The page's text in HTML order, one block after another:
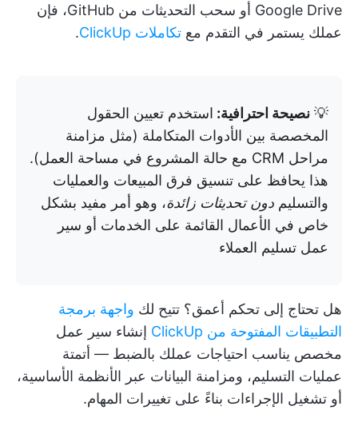
Google Drive أو سحب التحديثات من GitHub، فإن
عملك يستمر في التقدم مع تكاملات ClickUp .
💡 نصيحة احترافية: استخدم تعيين الحقول
المخصصة بين الأدوات المتكاملة (مثل مزامنة
مراحل CRM مع حالة المشروع في مساحة العمل).
هذا يحافظ على تنسيق فرق المبيعات والعمليات
والتسليم دون تحديثات زائدة، وهو أمر مفيد بشكل
خاص في الأعمال القائمة على الخدمات أو سير
عمل تسليم العملاء
هل تحتاج إلى تحكم أعمق؟ تتيح لك واجهة برمجة
التطبيقات المفتوحة من ClickUp
إنشاء سير عمل
مخصص يناسب احتياجات عملك بالضبط — أتمتة
عمليات التسليم، ومزامنة البيانات عبر الأنظمة الأساسية،
أو تشغيل الإجراءات بناءً على تغييرات المهام.